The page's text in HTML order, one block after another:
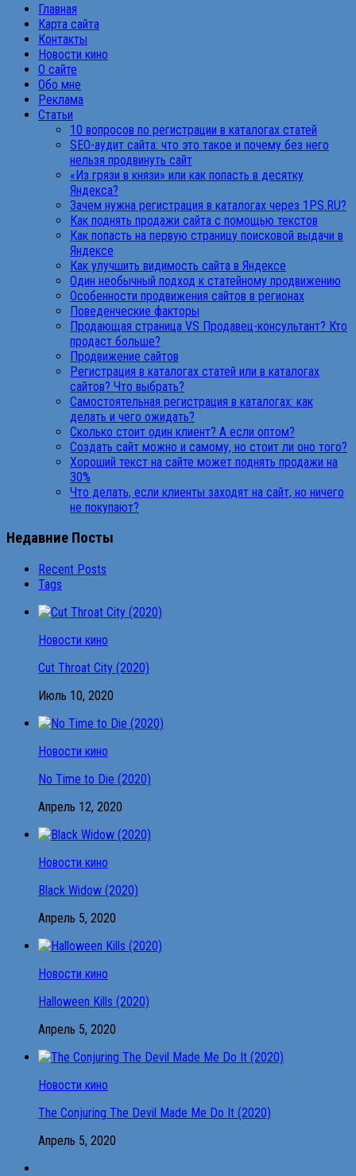
Главная
Карта сайта
Контакты
Новости кино
О сайте
Обо мне
Реклама
Статьи
10 вопросов по регистрации в каталогах статей
SEO-аудит сайта: что это такое и почему без него
нельзя продвинуть сайт
«Из грязи в князи» или как попасть в десятку
Яндекса?
Зачем нужна регистрация в каталогах через 1PS.RU?
Как поднять продажи сайта с помощью текстов
Как попасть на первую страницу поисковой выдачи в
Яндексе
Как улучшить видимость сайта в Яндексе
Один необычный подход к статейному продвижению
Особенности продвижения сайтов в регионах
Поведенческие факторы
Продающая страница VS Продавец-консультант? Кто
продаст больше?
Продвижение сайтов
Регистрация в каталогах статей или в каталогах
сайтов? Что выбрать?
Самостоятельная регистрация в каталогах: как
делать и чего ожидать?
Сколько стоит один клиент? А если оптом?
Создать сайт можно и самому, но стоит ли оно того?
Хороший текст на сайте может поднять продажи на
30%
Что делать, если клиенты заходят на сайт, но ничего
не покупают?
Недавние Посты
Recent Posts
Tags
Новости кино
Cut Throat City (2020)
Июль 10, 2020
Новости кино
No Time to Die (2020)
Апрель 12, 2020
Новости кино
Black Widow (2020)
Апрель 5, 2020
Новости кино
Halloween Kills (2020)
Апрель 5, 2020
Новости кино
The Conjuring The Devil Made Me Do It (2020)
Апрель 5, 2020